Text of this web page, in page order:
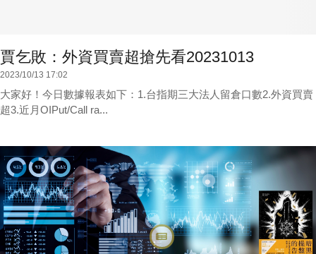
賈乞敗：外資買賣超搶先看20231013
2023/10/13 17:02
大家好！今日數據報表如下：1.台指期三大法人留倉口數2.外資買賣
超3.近月OIPut/Call ra...